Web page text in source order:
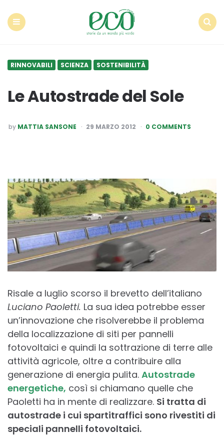
RINNOVABILI SCIENZA SOSTENIBILITÀ
Le Autostrade del Sole
POSTED
BY
by MATTIA SANSONE 29 MARZO 2012 0 COMMENTS
Risale a luglio scorso il brevetto dell’italiano
Luciano Paoletti. La sua idea potrebbe esser
un’innovazione che risolverebbe il problema
della localizzazione di siti per pannelli
fotovoltaici e quindi la sottrazione di terre alle
attività agricole, oltre a contribuire alla
generazione di energia pulita. Autostrade
energetiche, così si chiamano quelle che
Paoletti ha in mente di realizzare. Si tratta di
autostrade i cui spartitraffici sono rivestiti di
speciali pannelli fotovoltaici.